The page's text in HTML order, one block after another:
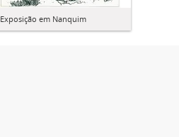
Exposição em Nanquim